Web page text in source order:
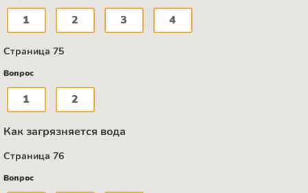
1 2 3 4
Страница 75
Вопрос
1 2
Как загрязняется вода
Страница 76
Вопрос